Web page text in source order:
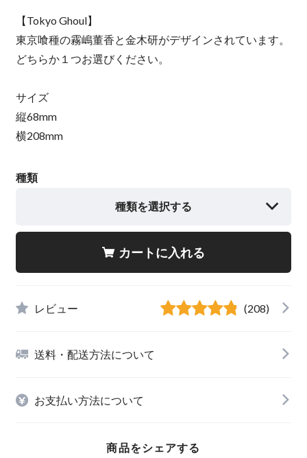
【Tokyo Ghoul】
東京喰種の霧嶋董香と金木研がデザインされています。
どちらか１つお選びください。
サイズ
縦68mm
横208mm
種類
種類を選択する
カートに入れる
レビュー (208)
送料・配送方法について
お支払い方法について
商品をシェアする